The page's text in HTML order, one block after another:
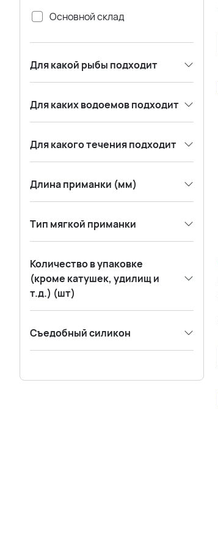
Основной склад
Удаленный склад CADENCE
Для какой рыбы подходит
Для каких водоемов подходит
Для какого течения подходит
Длина приманки (мм)
Тип мягкой приманки
Количество в упаковке
(кроме катушек, удилищ и
т.д.) (шт)
Съедобный силикон